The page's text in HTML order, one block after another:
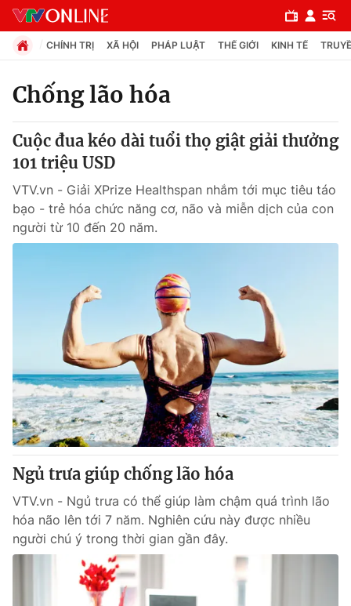
Chuyên mục
Chính trị
Xã hội
Pháp luật
Thế giới
Tin tức
Thế giới đó đây
Câu chuyện quốc tế
Kinh tế
Tài chính
Thị trường
Góc doanh nghiệp
Dữ liệu và đời sống
Truyền hình
Phim VTV
Hậu trường
Giải trí
Điện ảnh
CHÍNH TRỊ XÃ HỘI PHÁP LUẬT THẾ GIỚI KINH TẾ
Chống lão hóa
Cuộc đua kéo dài tuổi thọ giật giải thưởng
101 triệu USD
VTV.vn - Giải XPrize Healthspan nhắm tới mục tiêu táo
bạo - trẻ hóa chức năng cơ, não và miễn dịch của con
người từ 10 đến 20 năm.
Ngủ trưa giúp chống lão hóa
VTV.vn - Ngủ trưa có thể giúp làm chậm quá trình lão
hóa não lên tới 7 năm. Nghiên cứu này được nhiều
người chú ý trong thời gian gần đây.